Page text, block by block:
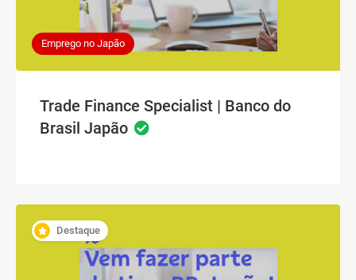
Emprego no Japão
Trade Finance Specialist | Banco do
Brasil Japão
Destaque